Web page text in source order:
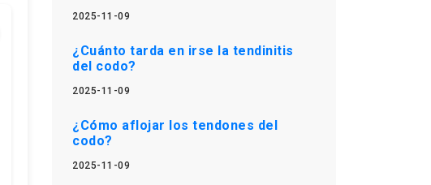
2025-11-09
¿Cuánto tarda en irse la tendinitis
del codo?
2025-11-09
¿Cómo aflojar los tendones del
codo?
2025-11-09